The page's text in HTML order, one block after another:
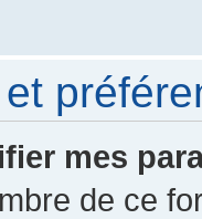
mes
de ce